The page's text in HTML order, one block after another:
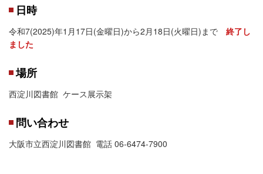
日時
令和7(2025)年1月17日(金曜日)から2月18日(火曜日)まで 終了し
ました
場所
西淀川図書館 ケース展示架
問い合わせ
大阪市立西淀川図書館 電話 06-6474-7900